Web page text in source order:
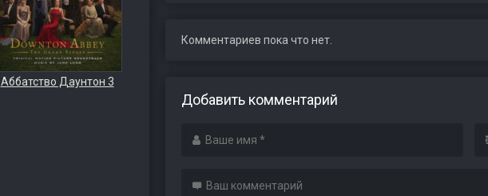
Аббатство Даунтон 3
Комментариев пока что нет.
Добавить комментарий